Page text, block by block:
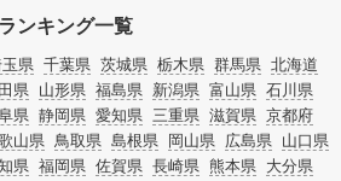
ンキング一覧
県 千葉県 茨城県 栃木県 群馬県 北海道
県 山形県 福島県 新潟県 富山県 石川県
県 静岡県 愛知県 三重県 滋賀県 京都府
山県 鳥取県 島根県 岡山県 広島県 山口県
県 福岡県 佐賀県 長崎県 熊本県 大分県